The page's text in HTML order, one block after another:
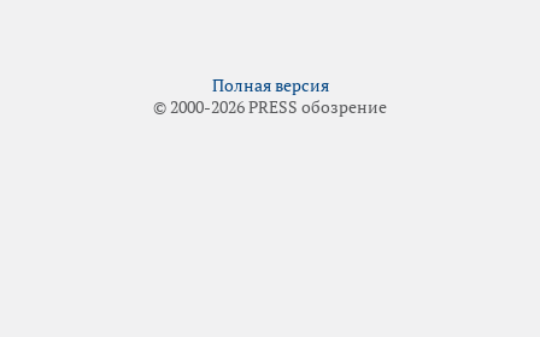
Полная версия
© 2000-2026 PRESS обозрение